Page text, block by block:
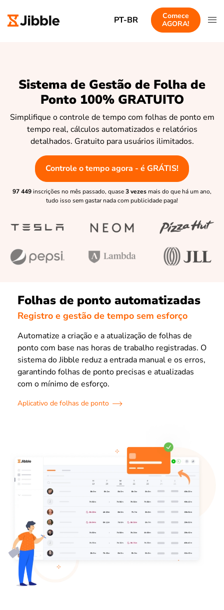
PT-BR
Comece
AGORA!
Sistema de Gestão de Folha de
Ponto 100% GRATUITO
Simplifique o controle de tempo com folhas de ponto em
tempo real, cálculos automatizados e relatórios
detalhados. Gratuito para usuários ilimitados.
Controle o tempo agora - é GRÁTIS!
97 449inscrições no mês passado, quase3 vezes mais do que há um ano,
tudo isso sem gastar nada com publicidade paga!
Folhas de ponto automatizadas
Registro e gestão de tempo sem esforço
Automatize a criação e a atualização de folhas de
ponto com base nas horas de trabalho registradas. O
sistema do Jibble reduz a entrada manual e os erros,
garantindo folhas de ponto precisas e atualizadas
com o mínimo de esforço.
Aplicativo de folhas de ponto